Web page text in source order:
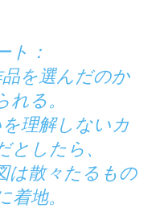
ト：
を選んだのか
れる。
理解しないカ
としたら、
は散々たるもの
着地。